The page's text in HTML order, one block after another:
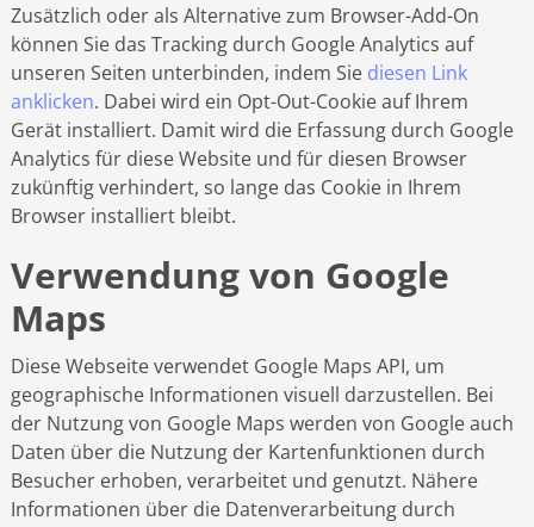
Zusätzlich oder als Alternative zum Browser-Add-On
können Sie das Tracking durch Google Analytics auf
unseren Seiten unterbinden, indem Sie diesen Link
anklicken. Dabei wird ein Opt-Out-Cookie auf Ihrem
Gerät installiert. Damit wird die Erfassung durch Google
Analytics für diese Website und für diesen Browser
zukünftig verhindert, so lange das Cookie in Ihrem
Browser installiert bleibt.
Verwendung von Google
Maps
Diese Webseite verwendet Google Maps API, um
geographische Informationen visuell darzustellen. Bei
der Nutzung von Google Maps werden von Google auch
Daten über die Nutzung der Kartenfunktionen durch
Besucher erhoben, verarbeitet und genutzt. Nähere
Informationen über die Datenverarbeitung durch